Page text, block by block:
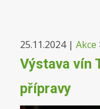
25.11.2024| Akce
Výstava vín
přípravy